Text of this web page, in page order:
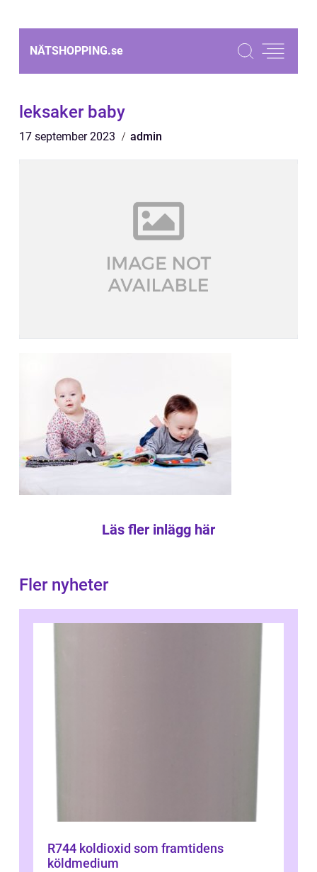
NÄTSHOPPING.se
leksaker baby
17 september 2023 admin
Läs fler inlägg här
Fler nyheter
R744 koldioxid som framtidens
köldmedium